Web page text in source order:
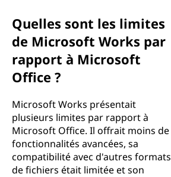
Quelles sont les limites
de Microsoft Works par
rapport à Microsoft
Office ?
Microsoft Works présentait
plusieurs limites par rapport à
Microsoft Office. Il offrait moins de
fonctionnalités avancées, sa
compatibilité avec d'autres formats
de fichiers était limitée et son